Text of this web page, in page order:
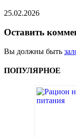
25.02.2026
Оставить
Вы должны быть
ПОПУЛЯРНОЕ